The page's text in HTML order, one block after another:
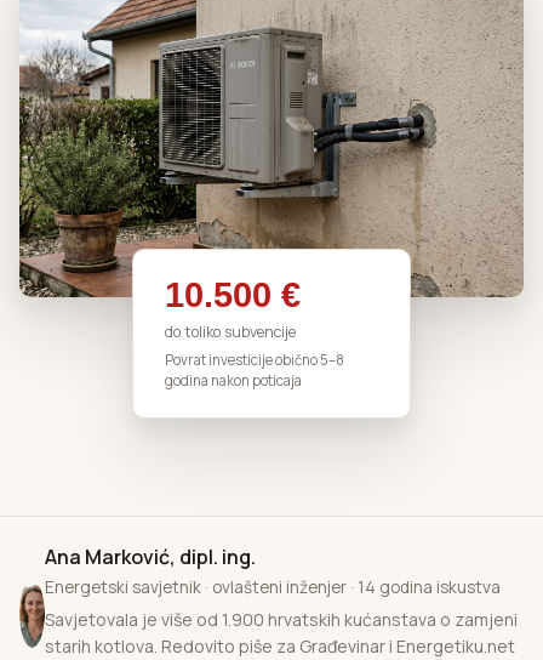
10.500 €
do toliko subvencije
Povrat investicije obično 5–8
godina nakon poticaja
Ana Marković, dipl. ing.
Energetski savjetnik · ovlašteni inženjer · 14 godina iskustva
Savjetovala je više od 1.900 hrvatskih kućanstava o zamjeni
starih kotlova. Redovito piše za Građevinar i Energetiku.net